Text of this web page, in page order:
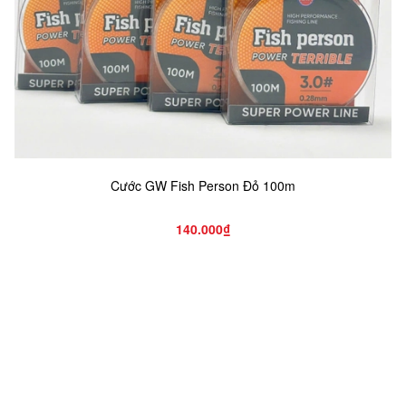
Cước GW Fish Person Đỏ 100m
140.000₫